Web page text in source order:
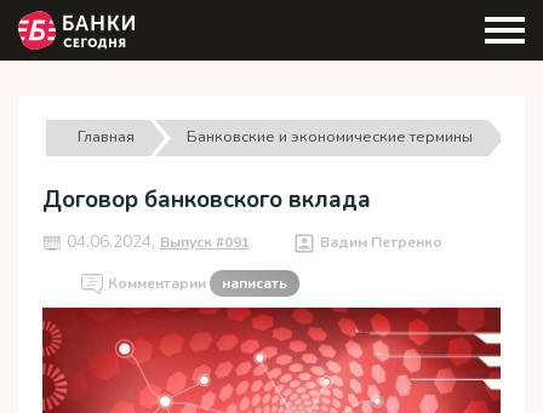
Главная Банковские и экономические термины
Договор банковского вклада
04.06.2024, Выпуск #091 Вадим Петренко
Комментарии написать